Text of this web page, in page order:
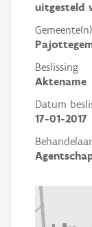
uitgesteld
Gemeente(n)
Beslissing
Aktename
Datum
17-01-2017
Behandelaar